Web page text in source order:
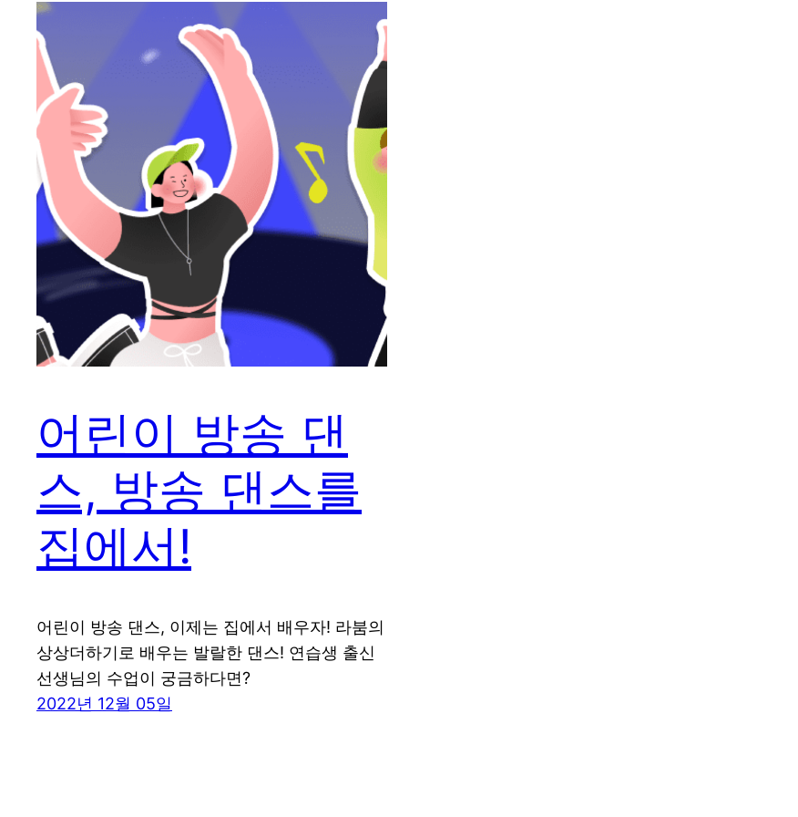
어린이 방송 댄
스, 방송 댄스를
집에서!
어린이 방송 댄스, 이제는 집에서 배우자! 라붐의
상상더하기로 배우는 발랄한 댄스! 연습생 출신
선생님의 수업이 궁금하다면?
2022년 12월 05일